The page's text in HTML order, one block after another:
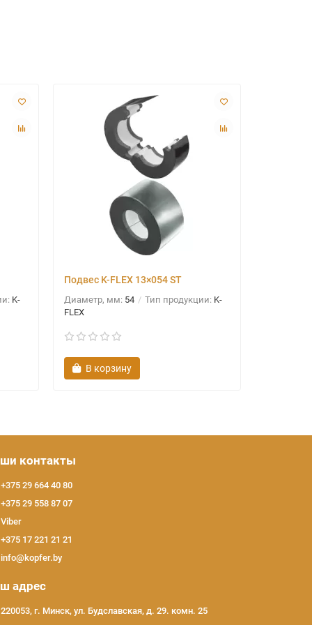
K-
Подвес K-FLEX 13×054 ST
Диаметр, мм: 54 Тип продукции: K-
FLEX
В корзину
контакты
+375 29 664 40 80
+375 29 558 87 07
Viber
+375 17 221 21 21
info@kopfer.by
адрес
220053, г. Минск, ул. Будславская, д. 29. комн. 25